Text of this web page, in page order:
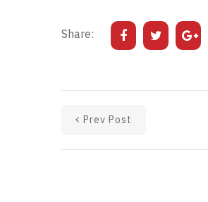
Share:
Prev Post